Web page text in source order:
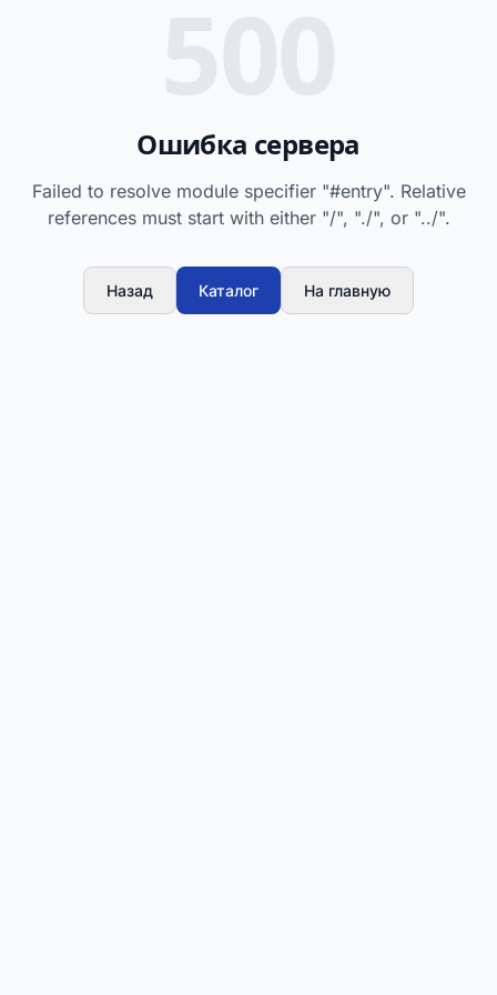
Ошибка сервера
Failed to resolve module specifier "#entry". Relative
references must start with either "/", "./", or "../".
Назад Каталог На главную